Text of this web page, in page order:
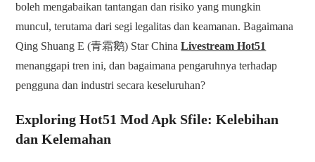
boleh mengabaikan tantangan dan risiko yang mungkin
muncul, terutama dari segi legalitas dan keamanan. Bagaimana
Qing Shuang E (青霜鹅) Star ChinaLivestream Hot51
menanggapi tren ini, dan bagaimana pengaruhnya terhadap
pengguna dan industri secara keseluruhan?
Exploring Hot51 Mod Apk Sfile: Kelebihan
dan Kelemahan